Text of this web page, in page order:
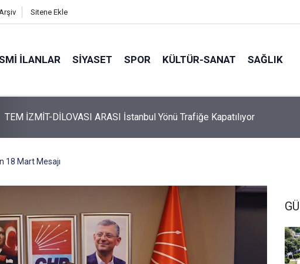
Sitene Ekle
İLANLAR SİYASET SPOR KÜLTÜR-SANAT SAĞLIK
GTO'dan Üyelerine Ticari Fırsat
18 Mart Mesajı